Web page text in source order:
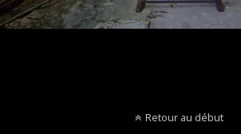
Retour au début